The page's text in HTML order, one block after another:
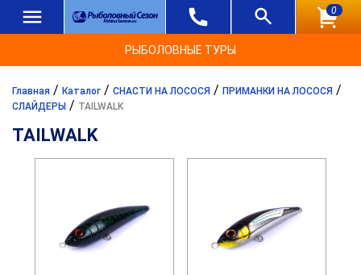
0
РЫБОЛОВНЫЕ ТУРЫ
Главная / Каталог / СНАСТИ НА ЛОСОСЯ / ПРИМАНКИ НА ЛОСОСЯ /
СЛАЙДЕРЫ / TAILWALK
TAILWALK